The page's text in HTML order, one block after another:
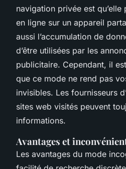
navigation privée est
en ligne sur un appareil
aussi l’accumulation de
d’être utilisées par les
publicitaire. Cependant, il
que ce mode ne rend pas
invisibles. Les fournisseurs
sites web visités peuvent
informations.
Avantages et
Les avantages du mode